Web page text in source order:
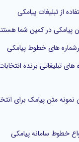
از تبلیغات پیامکی
پیامکی در کمین شما
های خطوط پیامکی
متن پیامک برای
خطوط سامانه پیامکی